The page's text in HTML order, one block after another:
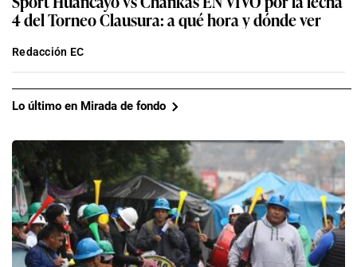
4 del Torneo Clausura: a qué hora y dónde ver
Redacción EC
Lo último en Mirada de fondo